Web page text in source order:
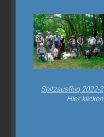
Spitzausflug 2022-2
Hier klicken